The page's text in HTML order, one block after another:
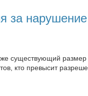
за нарушение
существующий размер
кто превысит